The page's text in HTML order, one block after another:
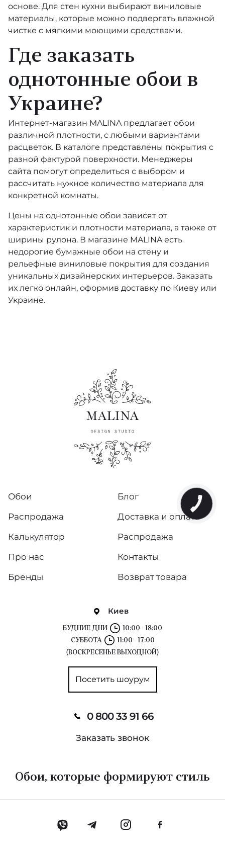
Essens
Anno
Ardmore - Jabula
Ardmore Collection
Mooi Wallcovering Green House
Reveries
Botanical ~Botanica~
Curio
Folie
Parisienne
Etre
Fornasetti Selection
Fornasetti Senza Tempo II
Foundation
Icons (Cole & Son)
Landscape Plains
Mariinsky Damask
Marquee Stripes
Spotlight 2
Shinrin Yoku
Sentiment
The Pearwood Collection
Whimsical
Pure Silk & Linen
Archive Traditional
Albemarle
Royal Botanic
основе. Для стен кухни выбирают виниловые
материалы, которые можно подвергать влажной
чистке с мягкими моющими средствами.
Где заказать
однотонные обои в
Украине?
Интернет-магазин MALINAпредлагает обои
различной плотности, с любыми вариантами
расцветок. В каталоге представлены покрытия с
разной фактурой поверхности. Менеджеры
сайта помогут определиться с выбором и
рассчитать нужное количество материала для
конкретной комнаты.
Цены на однотонные обои зависят от
характеристик и плотности материала, а также от
ширины рулона. В магазине MALINA есть
недорогие бумажные обои на стену и
рельефные виниловые покрытия для создания
уникальных дизайнерских интерьеров. Заказать
их легко онлайн, оформив доставку по Киеву или
Украине.
Киев
БУДНИЕ ДНИ
10:00 - 18:00
СУББОТА
11:00 - 17:00
(ВОСКРЕСЕНЬЕ ВЫХОДНОЙ)
Посетить шоурум
0 800 33 91 66
Заказать звонок
Обои
Распродажа
Калькулятор
Про нас
Бренды
Блог
Доставка и оплата
Распродажа
Контакты
Возврат товара
Обои, которые формируют стиль